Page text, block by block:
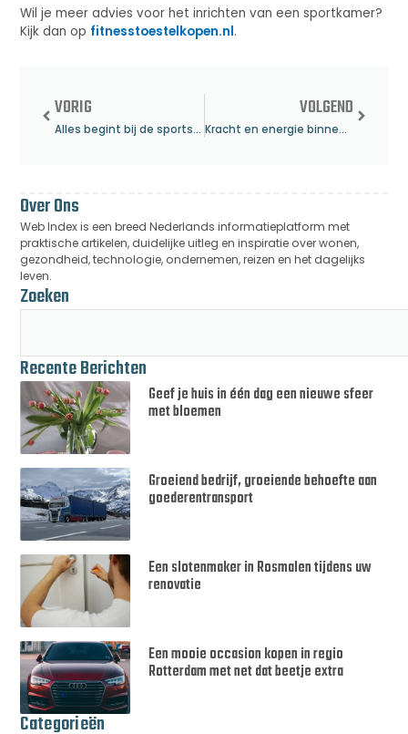
Wil je meer advies voor het inrichten van een sportkamer?
Kijk dan op fitnesstoestelkopen.nl.
VORIG
Alles begint bij de sportschool
VOLGEND
Kracht en energie binnen handbereik
Over Ons
Web Index is een breed Nederlands informatieplatform met
praktische artikelen, duidelijke uitleg en inspiratie over wonen,
gezondheid, technologie, ondernemen, reizen en het dagelijks
leven.
Zoeken
Recente Berichten
Geef je huis in één dag een nieuwe sfeer
met bloemen
Groeiend bedrijf, groeiende behoefte aan
goederentransport
Een slotenmaker in Rosmalen tijdens uw
renovatie
Een mooie occasion kopen in regio
Rotterdam met net dat beetje extra
Categorieën